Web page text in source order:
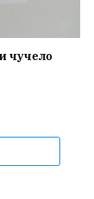
чучело